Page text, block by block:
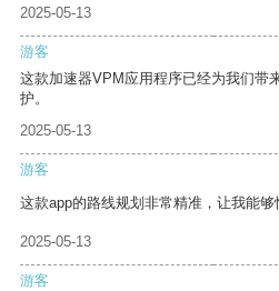
2025-05-13
游客
这款加速器VPM应用程序已经为我们带
护。
2025-05-13
游客
这款app的路线规划非常精准，让我能够
2025-05-13
游客